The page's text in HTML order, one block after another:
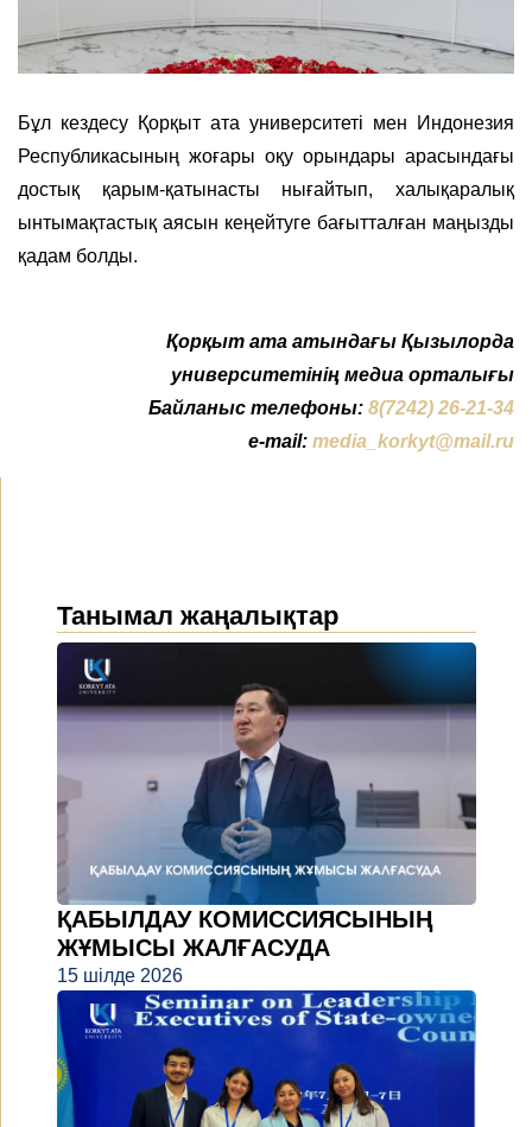
Бұл кездесу Қорқыт ата университеті мен Индонезия
Республикасының жоғары оқу орындары арасындағы
достық қарым-қатынасты нығайтып, халықаралық
ынтымақтастық аясын кеңейтуге бағытталған маңызды
қадам болды.
Қорқыт ата атындағы Қызылорда
университетінің медиа орталығы
Байланыс телефоны: 8(7242) 26-21-34
e-mail: media_korkyt@mail.ru
Танымал жаңалықтар
ҚАБЫЛДАУ КОМИССИЯСЫНЫҢ
ЖҰМЫСЫ ЖАЛҒАСУДА
15 шілде 2026